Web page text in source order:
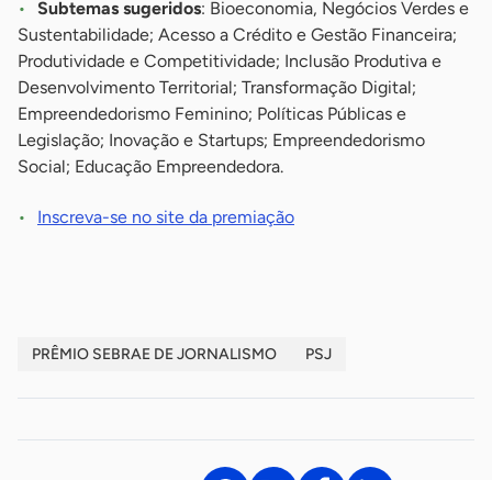
Subtemas sugeridos: Bioeconomia, Negócios Verdes e
Sustentabilidade; Acesso a Crédito e Gestão Financeira;
Produtividade e Competitividade; Inclusão Produtiva e
Desenvolvimento Territorial; Transformação Digital;
Empreendedorismo Feminino; Políticas Públicas e
Legislação; Inovação e Startups; Empreendedorismo
Social; Educação Empreendedora.
Inscreva-se no site da premiação
PRÊMIO SEBRAE DE JORNALISMO PSJ